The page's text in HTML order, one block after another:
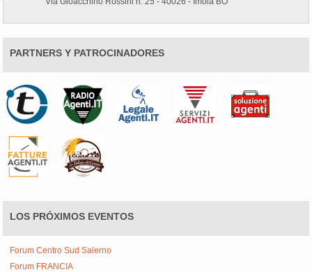
PARTNERS Y PATROCINADORES
LOS PRÓXIMOS EVENTOS
Forum Centro Sud Salerno
Forum FRANCIA